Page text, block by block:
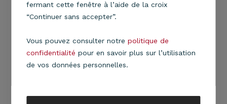
fermant cette fenêtre à l’aide de la croix
“Continuer sans accepter”.
Vous pouvez consulter notrepolitique de
confidentialité pour en savoir plus sur l’utilisation
de vos données personnelles.